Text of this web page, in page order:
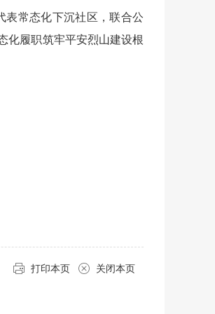
表常态化下沉社区，联合公
化履职筑牢平安烈山建设根
打印本页 关闭本页